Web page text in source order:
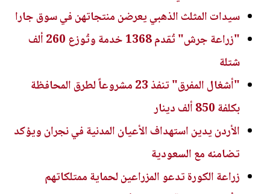
سيدات المثلث الذهبي يعرضن منتجاتهن في سوق جارا
"زراعة جرش" تُقدم 1368 خدمة وتُوزع 260 ألف
شتلة
"أشغال المفرق" تنفذ 23 مشروعاً لطرق المحافظة
بكلفة 850 ألف دينار
الأردن يدين استهداف الأعيان المدنية في نجران ويؤكد
تضامنه مع السعودية
زراعة الكورة تدعو المزراعين لحماية ممتلكاتهم